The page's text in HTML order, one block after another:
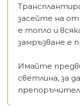
засейте на
е топло и
замръзване е
Имайте
светлина, за